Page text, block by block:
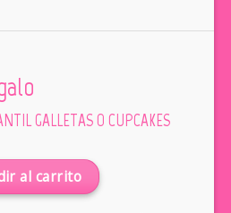
GALLETAS O CUPCAKES
al carrito